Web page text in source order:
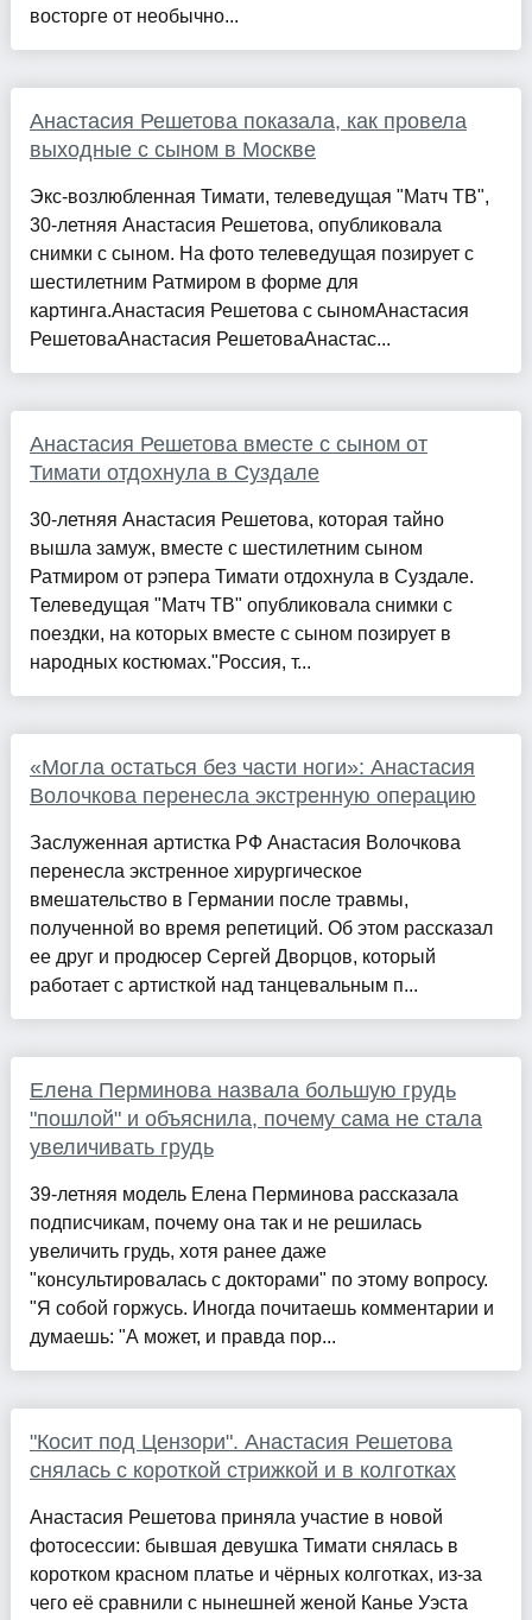
восторге от необычно...
Анастасия Решетова показала, как провела
выходные с сыном в Москве
Экс-возлюбленная Тимати, телеведущая "Матч ТВ",
30-летняя Анастасия Решетова, опубликовала
снимки с сыном. На фото телеведущая позирует с
шестилетним Ратмиром в форме для
картинга.Анастасия Решетова с сыномАнастасия
РешетоваАнастасия РешетоваАнастас...
Анастасия Решетова вместе с сыном от
Тимати отдохнула в Суздале
30-летняя Анастасия Решетова, которая тайно
вышла замуж, вместе с шестилетним сыном
Ратмиром от рэпера Тимати отдохнула в Суздале.
Телеведущая "Матч ТВ" опубликовала снимки с
поездки, на которых вместе с сыном позирует в
народных костюмах."Россия, т...
«Могла остаться без части ноги»: Анастасия
Волочкова перенесла экстренную операцию
Заслуженная артистка РФ Анастасия Волочкова
перенесла экстренное хирургическое
вмешательство в Германии после травмы,
полученной во время репетиций. Об этом рассказал
ее друг и продюсер Сергей Дворцов, который
работает с артисткой над танцевальным п...
Елена Перминова назвала большую грудь
"пошлой" и объяснила, почему сама не стала
увеличивать грудь
39-летняя модель Елена Перминова рассказала
подписчикам, почему она так и не решилась
увеличить грудь, хотя ранее даже
"консультировалась с докторами" по этому вопросу.
"Я собой горжусь. Иногда почитаешь комментарии и
думаешь: "А может, и правда пор...
"Косит под Цензори". Анастасия Решетова
снялась с короткой стрижкой и в колготках
Анастасия Решетова приняла участие в новой
фотосессии: бывшая девушка Тимати снялась в
коротком красном платье и чёрных колготках, из-за
чего её сравнили с нынешней женой Канье Уэста